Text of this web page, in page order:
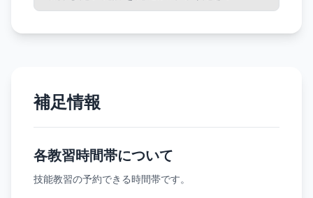
補足情報
各教習時間帯について
技能教習の予約できる時間帯です。